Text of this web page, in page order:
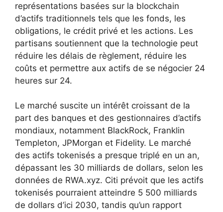
représentations basées sur la blockchain
d’actifs traditionnels tels que les fonds, les
obligations, le crédit privé et les actions. Les
partisans soutiennent que la technologie peut
réduire les délais de règlement, réduire les
coûts et permettre aux actifs de se négocier 24
heures sur 24.
Le marché suscite un intérêt croissant de la
part des banques et des gestionnaires d’actifs
mondiaux, notamment BlackRock, Franklin
Templeton, JPMorgan et Fidelity. Le marché
des actifs tokenisés a presque triplé en un an,
dépassant les 30 milliards de dollars, selon les
données de RWA.xyz. Citi prévoit que les actifs
tokenisés pourraient atteindre 5 500 milliards
de dollars d’ici 2030, tandis qu’un rapport